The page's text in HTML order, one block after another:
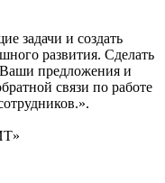
задачи и создать
развития. Сделать
Ваши предложения и
связи по работе